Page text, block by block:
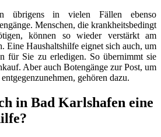
übrigens in vielen Fällen ebenso
Menschen, die krankheitsbedingt
können so wieder verstärkt am
Eine Haushaltshilfe eignet sich auch, um
für Sie zu erledigen. So übernimmt sie
Aber auch Botengänge zur Post, um
gehören dazu.
in Bad Karlshafen eine